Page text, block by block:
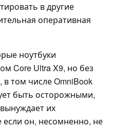
в другие
оперативная
ноутбуки
Core Ultra X9, но без
в том числе OmniBook
быть осторожными,
их
если он, несомненно, не